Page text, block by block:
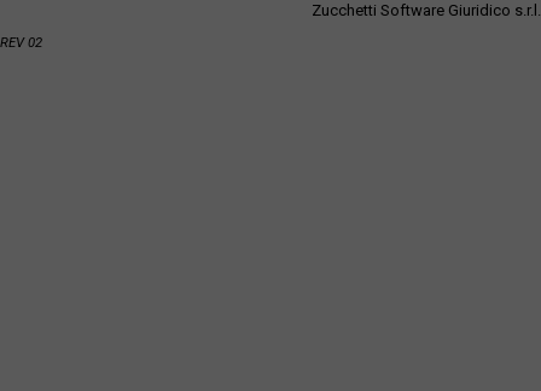
Zucchetti Software Giuridico s.r.l.
REV 02